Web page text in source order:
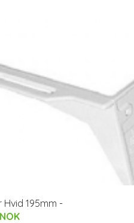
195mm -